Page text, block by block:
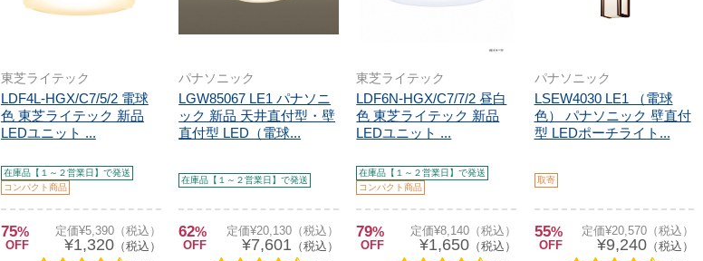
東芝ライテック
LDF4L-HGX/C7/5/2 電球
色 東芝ライテック 新品
LEDユニット ...
在庫品【１～２営業日】で発送
コンパクト商品
75%
OFF
定価¥5,390（税込）
¥1,320（税込）
パナソニック
LGW85067 LE1 パナソニ
ック 新品 天井直付型・壁
直付型 LED（電球...
在庫品【１～２営業日】で発送
62%
OFF
定価¥20,130（税込）
¥7,601 （税込）
東芝ライテック
LDF6N-HGX/C7/7/2 昼白
色 東芝ライテック 新品
LEDユニット ...
在庫品【１～２営業日】で発送
コンパクト商品
79%
OFF
定価¥8,140（税込）
¥1,650（税込）
パナソニック
LSEW4030 LE1 （電球
色） パナソニック 壁直付
型 LEDポーチライト...
取寄
55%
OFF
定価¥20,570（税込）
¥9,240 （税込）